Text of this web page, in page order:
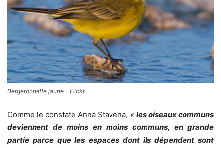
Bergeronnette jaune – Flickr
Comme le constate Anna Stavena, « les oiseaux communs
deviennent de moins en moins communs, en grande
partie parce que les espaces dont ils dépendent sont